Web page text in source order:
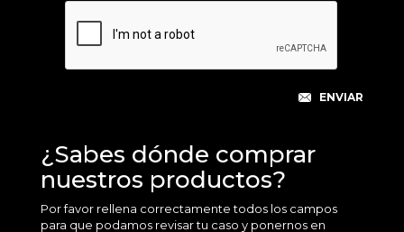
¿Sabes dónde comprar
nuestros productos?
Por favor rellena correctamente todos los campos
para que podamos revisar tu caso y ponernos en